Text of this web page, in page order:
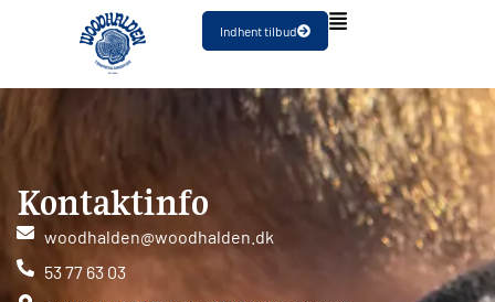
Indhent tilbud
Kontaktinfo
woodhalden@woodhalden.dk
53 77 63 03